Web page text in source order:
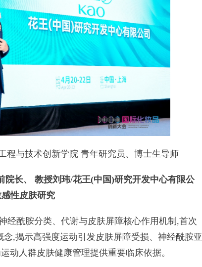
与技术创新学院 青年研究员、博士生导师
长、
教授刘玮/花王(中国)研究开发中心有限公
性皮肤研究
酰胺分类、代谢与皮肤屏障核心作用机制,首次
念,揭示高强度运动引发皮肤屏障受损、神经酰胺亚
动人群皮肤健康管理提供重要临床依据。